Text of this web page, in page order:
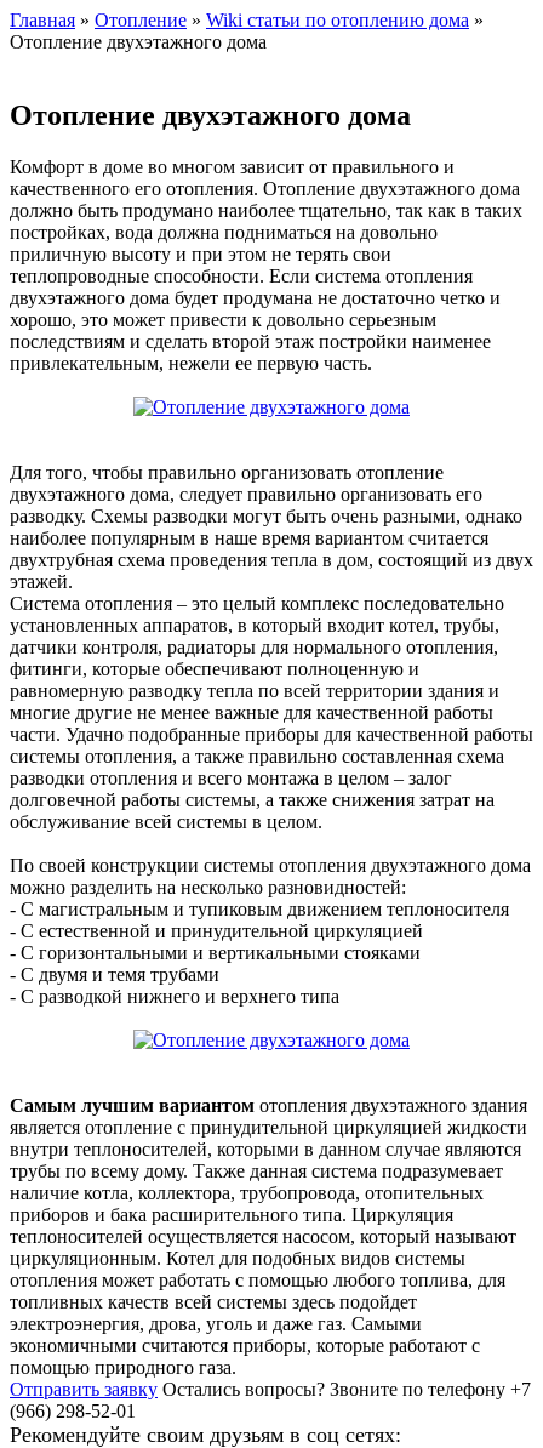
Главная » Отопление » Wiki статьи по отоплению дома »
Отопление двухэтажного дома
Отопление двухэтажного дома
Комфорт в доме во многом зависит от правильного и
качественного его отопления. Отопление двухэтажного дома
должно быть продумано наиболее тщательно, так как в таких
постройках, вода должна подниматься на довольно
приличную высоту и при этом не терять свои
теплопроводные способности. Если система отопления
двухэтажного дома будет продумана не достаточно четко и
хорошо, это может привести к довольно серьезным
последствиям и сделать второй этаж постройки наименее
привлекательным, нежели ее первую часть.
Для того, чтобы правильно организовать отопление
двухэтажного дома, следует правильно организовать его
разводку. Схемы разводки могут быть очень разными, однако
наиболее популярным в наше время вариантом считается
двухтрубная схема проведения тепла в дом, состоящий из двух
этажей.
Система отопления – это целый комплекс последовательно
установленных аппаратов, в который входит котел, трубы,
датчики контроля, радиаторы для нормального отопления,
фитинги, которые обеспечивают полноценную и
равномерную разводку тепла по всей территории здания и
многие другие не менее важные для качественной работы
части. Удачно подобранные приборы для качественной работы
системы отопления, а также правильно составленная схема
разводки отопления и всего монтажа в целом – залог
долговечной работы системы, а также снижения затрат на
обслуживание всей системы в целом.
По своей конструкции системы отопления двухэтажного дома
можно разделить на несколько разновидностей:
- С магистральным и тупиковым движением теплоносителя
- С естественной и принудительной циркуляцией
- С горизонтальными и вертикальными стояками
- С двумя и темя трубами
- С разводкой нижнего и верхнего типа
Самым лучшим вариантом отопления двухэтажного здания
является отопление с принудительной циркуляцией жидкости
внутри теплоносителей, которыми в данном случае являются
трубы по всему дому. Также данная система подразумевает
наличие котла, коллектора, трубопровода, отопительных
приборов и бака расширительного типа. Циркуляция
теплоносителей осуществляется насосом, который называют
циркуляционным. Котел для подобных видов системы
отопления может работать с помощью любого топлива, для
топливных качеств всей системы здесь подойдет
электроэнергия, дрова, уголь и даже газ. Самыми
экономичными считаются приборы, которые работают с
помощью природного газа.
Отправить заявку Остались вопросы? Звоните по телефону +7
(966) 298-52-01
Рекомендуйте своим друзьям в соц сетях: